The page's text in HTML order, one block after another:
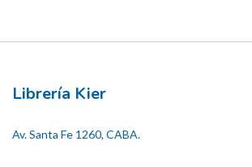
Librería Kier
Av. Santa Fe 1260, CABA.